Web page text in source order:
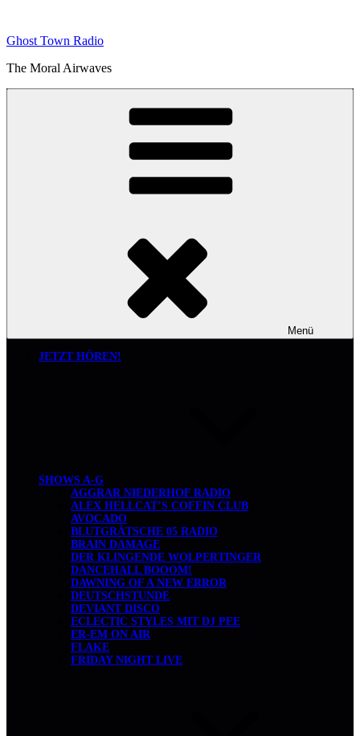
springen
Ghost Town Radio
The Moral Airwaves
Menü
JETZT HÖREN!
SHOWS A-G
AGGRAR NIEDERHOF RADIO
ALEX HELLCAT’S COFFIN CLUB
AVOCADO
BLUTGRÄTSCHE 05 RADIO
BRAIN DAMAGE
DER KLINGENDE WOLPERTINGER
DANCEHALL BOOOM!
DAWNING OF A NEW ERROR
DEUTSCHSTUNDE
DEVIANT DISCO
ECLECTIC STYLES MIT DJ PEE
ER-EM ON AIR
FLAKE
FRIDAY NIGHT LIVE